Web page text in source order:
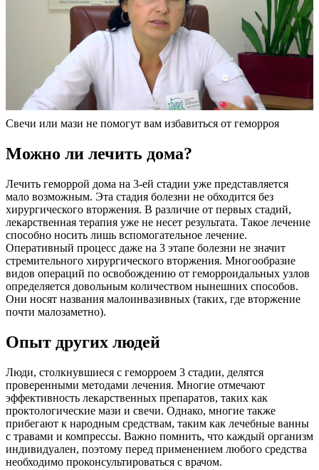
Свечи или мази не помогут вам избавиться от геморроя
Можно ли лечить дома?
Лечить геморрой дома на 3-ей стадии уже представляется
мало возможным. Эта стадия болезни не обходится без
хирургического вторжения. В различие от первых стадий,
лекарственная терапия уже не несет результата. Такое лечение
способно носить лишь вспомогательное лечение.
Оперативный процесс даже на 3 этапе болезни не значит
стремительного хирургического вторжения. Многообразие
видов операций по освобождению от геморроидальных узлов
определяется довольным количеством нынешних способов.
Они носят названия малоинвазивных (таких, где вторжение
почти малозаметно).
Опыт других людей
Люди, столкнувшиеся с геморроем 3 стадии, делятся
проверенными методами лечения. Многие отмечают
эффективность лекарственных препаратов, таких как
проктологические мази и свечи. Однако, многие также
прибегают к народным средствам, таким как лечебные ванны
с травами и компрессы. Важно помнить, что каждый организм
индивидуален, поэтому перед применением любого средства
необходимо проконсультироваться с врачом.